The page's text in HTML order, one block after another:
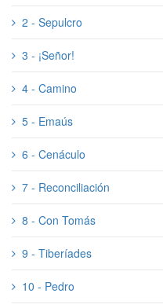
2 - Sepulcro
3 - ¡Señor!
4 - Camino
5 - Emaús
6 - Cenáculo
7 - Reconciliación
8 - Con Tomás
9 - Tiberíades
10 - Pedro